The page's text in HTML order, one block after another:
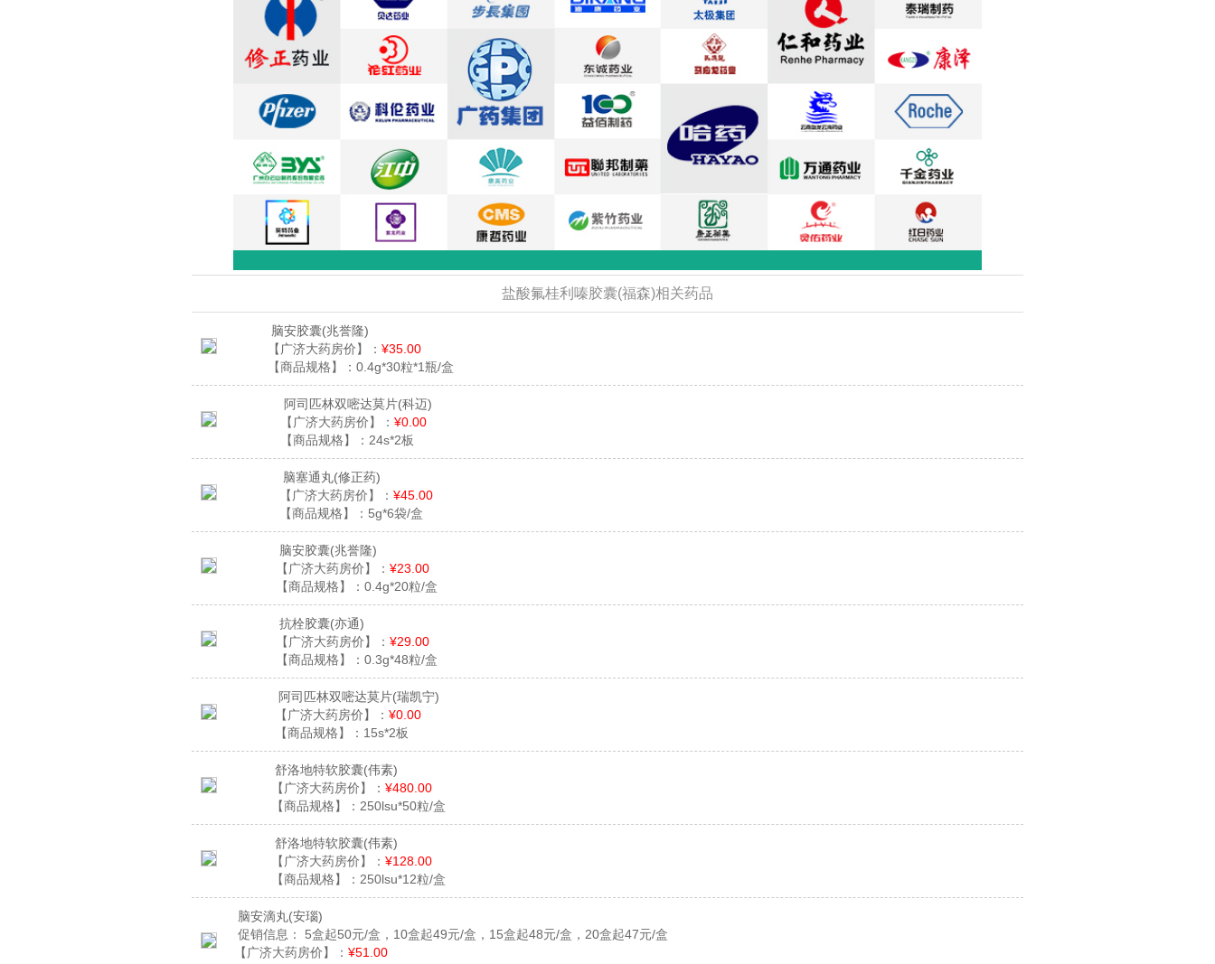
盐酸氟桂利嗪胶囊(福森)相关药品
脑安胶囊(兆誉隆)
【广济大药房价】： ¥35.00
【商品规格】： 0.4g*30粒*1瓶/盒
阿司匹林双嘧达莫片(科迈)
【广济大药房价】： ¥0.00
【商品规格】： 24s*2板
脑塞通丸(修正药)
【广济大药房价】： ¥45.00
【商品规格】： 5g*6袋/盒
脑安胶囊(兆誉隆)
【广济大药房价】： ¥23.00
【商品规格】： 0.4g*20粒/盒
抗栓胶囊(亦通)
【广济大药房价】： ¥29.00
【商品规格】： 0.3g*48粒/盒
阿司匹林双嘧达莫片(瑞凯宁)
【广济大药房价】： ¥0.00
【商品规格】： 15s*2板
舒洛地特软胶囊(伟素)
【广济大药房价】： ¥480.00
【商品规格】： 250lsu*50粒/盒
舒洛地特软胶囊(伟素)
【广济大药房价】： ¥128.00
【商品规格】： 250lsu*12粒/盒
脑安滴丸(安瑙)
促销信息：
5盒起50元/盒，10盒起49元/盒，15盒起48元/盒，20盒起47元/盒
【广济大药房价】： ¥51.00